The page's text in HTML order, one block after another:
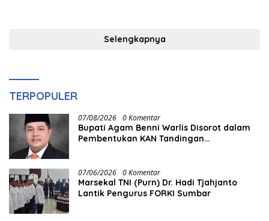
Selengkapnya
TERPOPULER
07/08/2026 0 Komentar
Bupati Agam Benni Warlis Disorot dalam
Pembentukan KAN Tandingan
07/06/2026 0 Komentar
Marsekal TNI (Purn) Dr. Hadi Tjahjanto
Lantik Pengurus FORKI Sumbar